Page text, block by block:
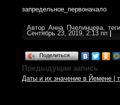
запредельное_первоначало
Автор Анна Пчелинцева, теги
Сентябрь 23, 2019, 2:13 пп |
Поделиться…
Предыдущая запись
Даты и их значение в Йемене |